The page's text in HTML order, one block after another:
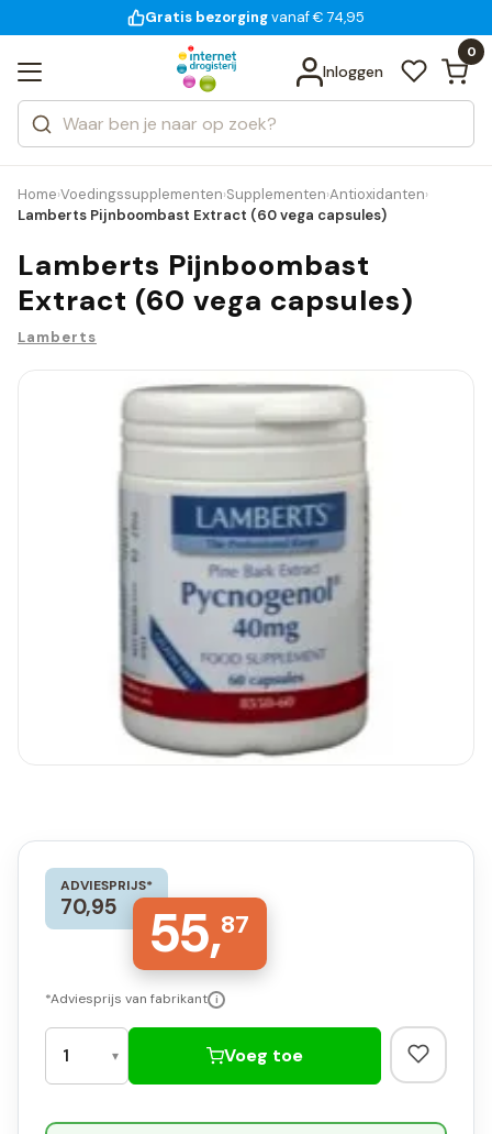
voor 18:00 uur besteld
Gratis bezorgingvanaf € 74,95
14 dagen bedenktijd
Inloggen
0
Zoeken
Categorieën
Merken
Bekijk alle resultaten
Home›Voedingssupplementen›Supplementen›Antioxidanten›
Lamberts Pijnboombast Extract (60 vega capsules)
Lamberts Pijnboombast
Extract (60 vega capsules)
Lamberts
ADVIESPRIJS*
70,95 55,87
*Adviesprijs van fabrikant i
Voeg toe